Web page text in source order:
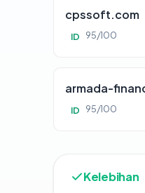
cpssoft.com
ID 95/100
armada-
ID 95/100
Kelebihan